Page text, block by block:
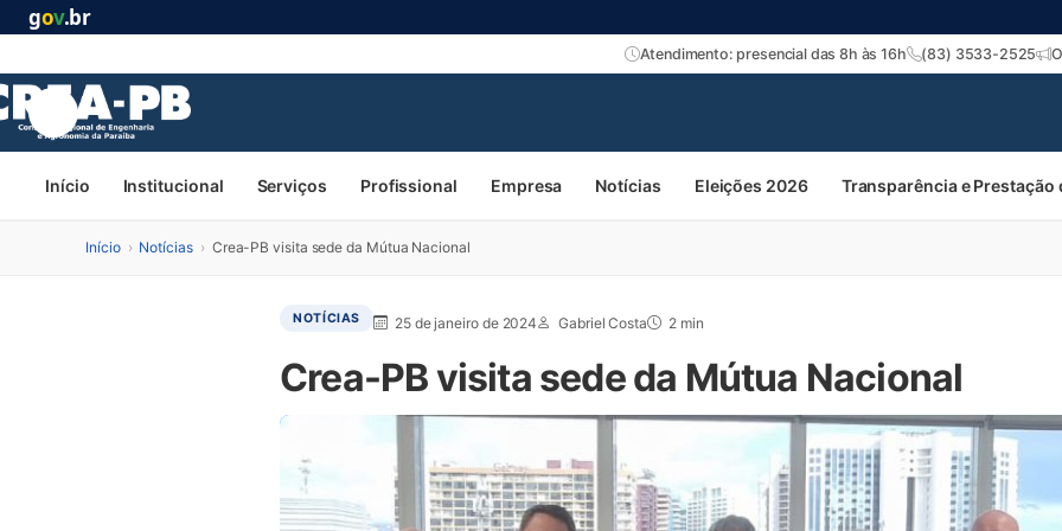
gov.br
Atendimento: presencial das 8h às 16h (83) 3533-2525
Início Institucional Serviços Profissional Empresa Notícias Eleições 2026 Transparência e Prestação
Início › Notícias › Crea-PB visita sede da Mútua Nacional
NOTÍCIAS 25 de janeiro de 2024 Gabriel Costa 2 min
Crea-PB visita sede da Mútua Nacional